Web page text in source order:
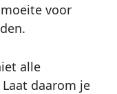
voor
alle
daarom je